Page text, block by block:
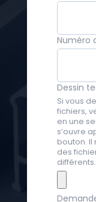
Numéro
Dessin
Si vous
fichiers,
en une
s’ouvre
bouton. Il
des
différents.